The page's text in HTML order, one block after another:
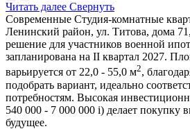
Читать далее Свернуть
Современные Студия-комнатные
Ленинский район, ул. Титова, дома
решение для участников военной
запланирована на II квартал 2027.
варьируется от 22,0 - 55,0 м2,
подобрать вариант, идеально
потребностям. Высокая
540 000 - 7 000 000 i) делает покупку
будущее.